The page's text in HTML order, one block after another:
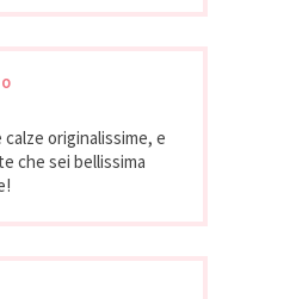
originalissime, e
che sei bellissima